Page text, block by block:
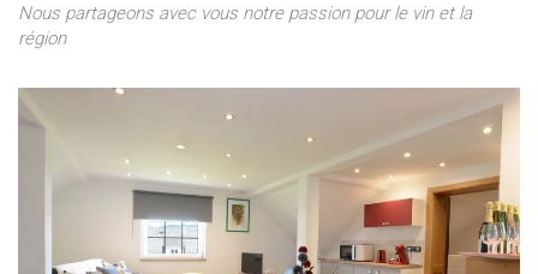
Nous partageons avec vous notre passion pour le vin et la
région